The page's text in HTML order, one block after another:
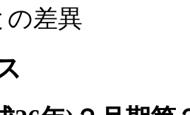
の差異